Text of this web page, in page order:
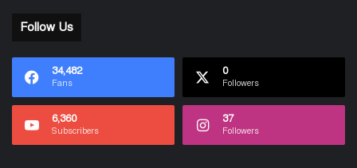
Follow Us
34,482
Fans
0
Followers
6,360
Subscribers
37
Followers